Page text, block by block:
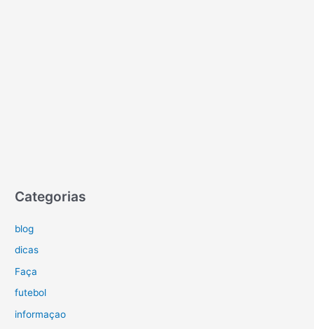
Categorias
blog
dicas
Faça
futebol
informaçao